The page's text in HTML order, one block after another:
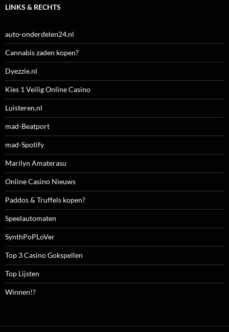
LINKS & RECHTS
auto-onderdelen24.nl
Cannabis zaden kopen?
Dyezzie.nl
Kies 1 Veilig Online Casino
Luisteren.nl
mad-Beatport
mad-Spotify
Marilyn Amaterasu
Online Casino Nieuws
Paddos & Truffels kopen?
Speelautomaten
SynthPoPLoVer
Top 3 Casino Gokspellen
Top Lijsten
Winnen!?